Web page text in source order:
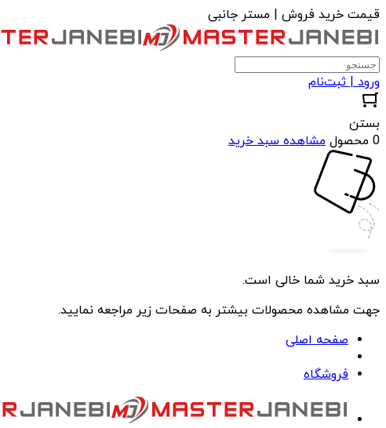
قیمت خرید فروش | مستر جانبی
ورود | ثبت‌نام
بستن
0 محصول
مشاهده سبد خرید
سبد خرید شما خالی است.
جهت مشاهده محصولات بیشتر به صفحات زیر مراجعه نمایید.
صفحه اصلی
فروشگاه